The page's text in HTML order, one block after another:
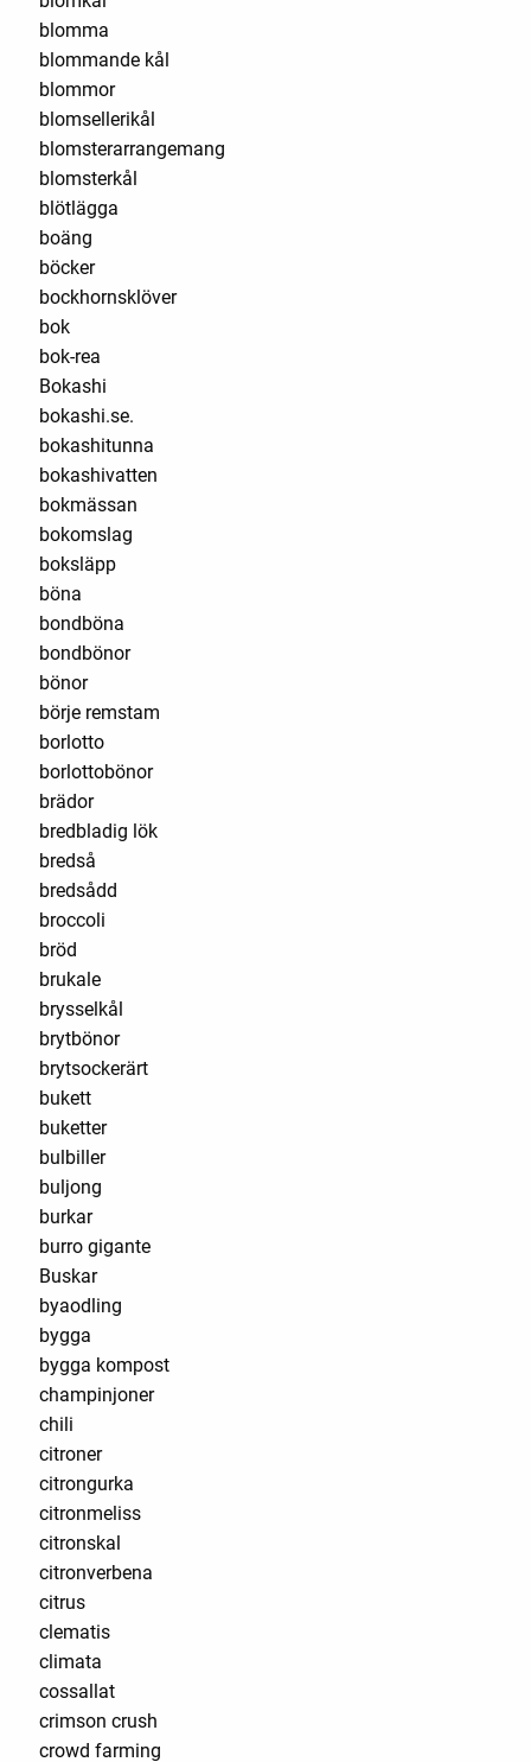
blomma
blommande kål
blommor
blomsellerikål
blomsterarrangemang
blomsterkål
blötlägga
boäng
böcker
bockhornsklöver
bok
bok-rea
Bokashi
bokashi.se.
bokashitunna
bokashivatten
bokmässan
bokomslag
boksläpp
böna
bondböna
bondbönor
bönor
börje remstam
borlotto
borlottobönor
brädor
bredbladig lök
bredså
bredsådd
broccoli
bröd
brukale
brysselkål
brytbönor
brytsockerärt
bukett
buketter
bulbiller
buljong
burkar
burro gigante
Buskar
byaodling
bygga
bygga kompost
champinjoner
chili
citroner
citrongurka
citronmeliss
citronskal
citronverbena
citrus
clematis
climata
cossallat
crimson crush
crowd farming